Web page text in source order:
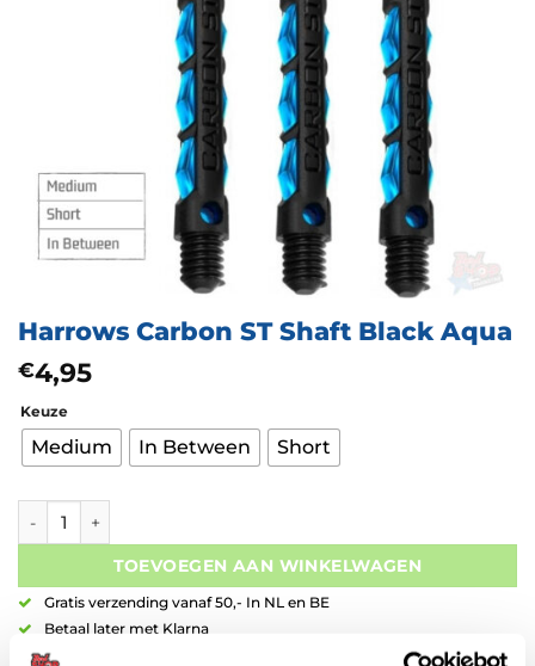
Harrows Carbon ST Shaft Black Aqua
€4,95
Keuze
Medium In Between Short
Harrows Carbon ST Shaft Black Aqua aantal
TOEVOEGEN AAN WINKELWAGEN
Gratis verzending vanaf 50,- In NL en BE
Betaal later met Klarna
Retouren binnen 14 dagen